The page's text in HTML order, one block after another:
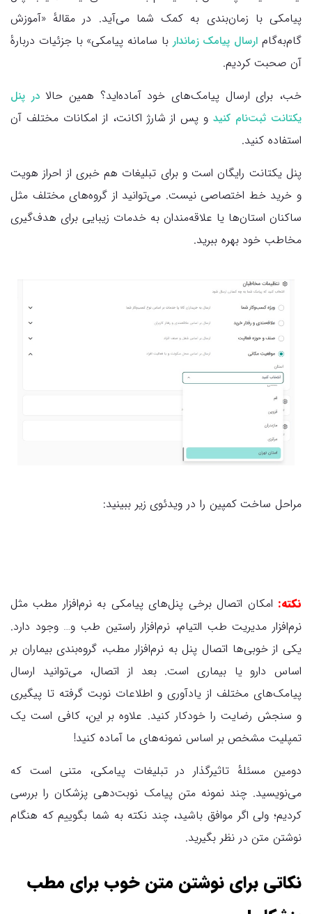
پیامکی با زمان‌بندی به کمک شما می‌آید. در مقالهٔ «آموزش
گام‌به‌گام ارسال پیامک زماندار با سامانه پیامکی» با جزئیات دربارهٔ
آن صحبت کردیم.
خب، برای ارسال پیامک‌های خود آماده‌اید؟ همین حالادر پنل
یکتانت ثبت‌نام کنیدو پس از شارژ‌ اکانت، از امکانات مختلف آن
استفاده کنید.
پنل یکتانت رایگان است و برای تبلیغات هم خبری از احراز هویت
و خرید خط اختصاصی نیست. می‌توانید از گروه‌های مختلف مثل
ساکنان استان‌ها یا علاقه‌مندان به خدمات زیبایی برای هدف‌گیری
مخاطب خود بهره ببرید.
مراحل ساخت کمپین را در ویدئوی زیر ببینید:
نکته: امکان اتصال برخی پنل‌های پیامکی به نرم‌افزار مطب مثل
نرم‌افزار مدیریت طب التیام، نرم‌‌افزار راستین طب و… وجود دارد.
یکی از خوبی‌ها اتصال پنل به نرم‌افزار مطب، گروه‌بندی بیماران بر
اساس دارو یا بیماری است. بعد از اتصال، می‌توانید ارسال
پیامک‌های مختلف از یادآوری و اطلاعات نوبت گرفته تا پیگیری
و سنجش رضایت را خودکار کنید. علاوه بر این، کافی است یک
تمپلیت مشخص بر اساس نمونه‌های ما آماده کنید!
دومین مسئلهٔ تاثیرگذار در تبلیغات پیامکی، متنی است که
می‌نویسید. چند نمونه متن پیامک نوبت‌دهی پزشکان را بررسی
کردیم؛ ولی اگر موافق باشید، چند نکته به شما بگوییم که هنگام
نوشتن متن در نظر بگیرید.
نکاتی برای نوشتن متن خوب برای مطب